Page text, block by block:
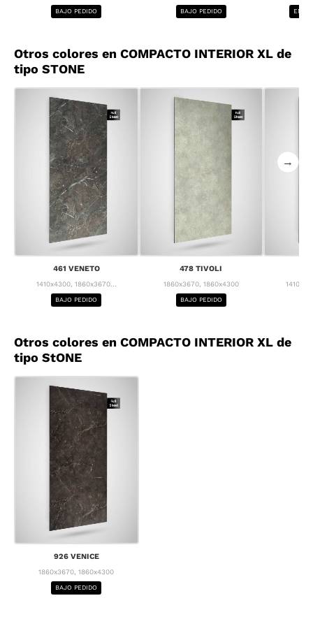
BAJO PEDIDO BAJO PEDIDO
Otros colores en COMPACTO INTERIOR XL de
tipo STONE
461 VENETO
1410x4300, 1860x3670...
BAJO PEDIDO
478 TIVOLI
1860x3670, 1860x4300
BAJO PEDIDO
→
Otros colores en COMPACTO INTERIOR XL de
tipo StONE
926 VENICE
1860x3670, 1860x4300
BAJO PEDIDO